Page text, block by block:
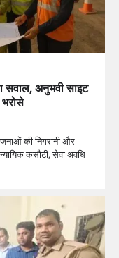
सवाल, अनुभवी साइट
की निगरानी और
कसौटी, सेवा अवधि